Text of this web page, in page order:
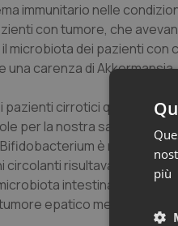
immunitario nelle
con tumore, che
microbiota dei pazienti
carenza di
pazienti cirrotici quelli che
per la nostra salute,
è risultato
circolanti risultavano
intestinale in
epatico mediante
più